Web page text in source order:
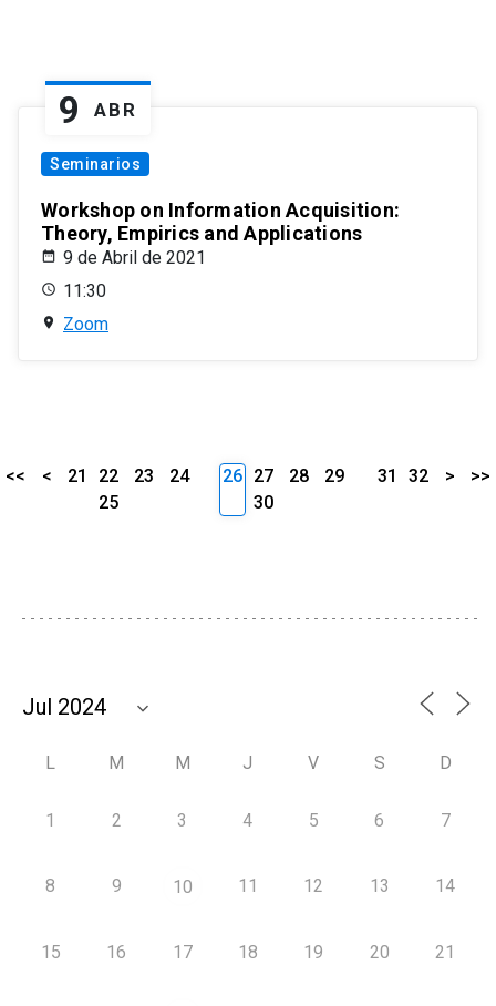
9 ABR
Seminarios
Workshop on Information Acquisition:
Theory, Empirics and Applications
9 de Abril de 2021
11:30
Zoom
<< < 21 22 23
24
25
26 27 28
29
30
31 32 > >>
L M M J V S D
1 2 3 4 5 6 7
8 9 10 11 12 13 14
15 16 17 18 19 20 21